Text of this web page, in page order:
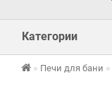
Категории
Печи для бани